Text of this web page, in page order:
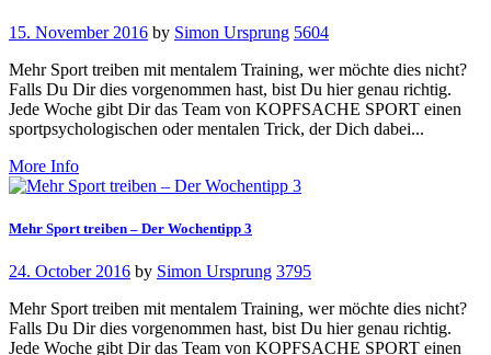
15. November 2016 by Simon Ursprung 5604
Mehr Sport treiben mit mentalem Training, wer möchte dies nicht?
Falls Du Dir dies vorgenommen hast, bist Du hier genau richtig.
Jede Woche gibt Dir das Team von KOPFSACHE SPORT einen
sportpsychologischen oder mentalen Trick, der Dich dabei...
More Info
Mehr Sport treiben – Der Wochentipp 3
24. October 2016 by Simon Ursprung 3795
Mehr Sport treiben mit mentalem Training, wer möchte dies nicht?
Falls Du Dir dies vorgenommen hast, bist Du hier genau richtig.
Jede Woche gibt Dir das Team von KOPFSACHE SPORT einen